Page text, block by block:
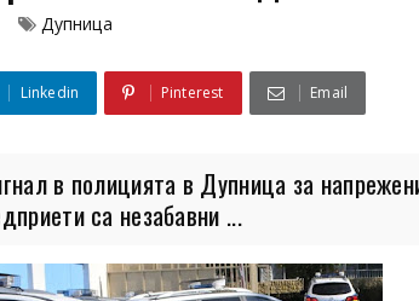
Дупница
Linkedin Pinterest Email
в полицията в Дупница за
са незабавни ...